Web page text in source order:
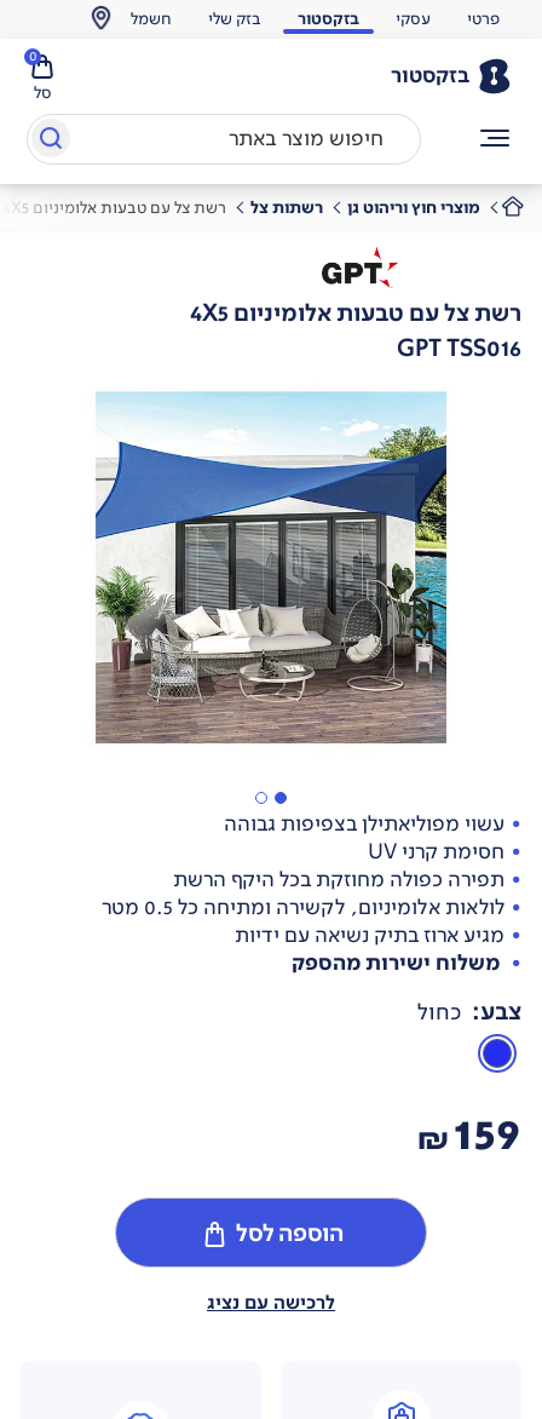
פרטי עסקי בזקסטור בזק שלי חשמל
בזקסטור
סל
0
מוצרי חוץ וריהוט גן רשתות צל רשת צל עם טבעות אלומיניום 4X5
רשת צל עם טבעות אלומיניום 4X5
GPT TSS016
עשוי מפוליאתילן בצפיפות גבוהה
חסימת קרני UV
תפירה כפולה מחוזקת בכל היקף הרשת
לולאות אלומיניום, לקשירה ומתיחה כל 0.5 מטר
מגיע ארוז בתיק נשיאה עם ידיות
משלוח ישירות מהספק
צבע: כחול
159
₪
הוספה לסל
לרכישה עם נציג